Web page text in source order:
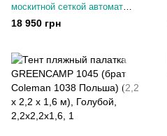
москитной сеткой автомат
3,6х3,6 Тент палатка
кемпинговая
18 950 грн